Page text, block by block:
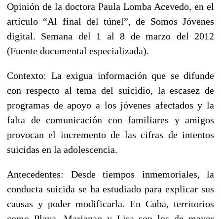
Opinión de la doctora Paula Lomba Acevedo, en el
artículo “Al final del túnel”, de Somos Jóvenes
digital. Semana del 1 al 8 de marzo del 2012
(Fuente documental especializada).
Contexto: La exigua información que se difunde
con respecto al tema del suicidio, la escasez de
programas de apoyo a los jóvenes afectados y la
falta de comunicación con familiares y amigos
provocan el incremento de las cifras de intentos
suicidas en la adolescencia.
Antecedentes: Desde tiempos inmemoriales, la
conducta suicida se ha estudiado para explicar sus
causas y poder modificarla. En Cuba, territorios